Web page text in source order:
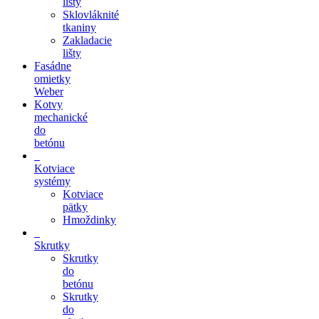
Sklovláknité
tkaniny
Zakladacie
lišty
Fasádne
omietky
Weber
Kotvy
mechanické
do
betónu
Kotviace
systémy
Kotviace
pätky
Hmoždinky
Skrutky
Skrutky
do
betónu
Skrutky
do